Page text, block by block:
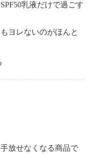
乳液だけで過ごす
ヨレないのがほんと
放せなくなる商品で